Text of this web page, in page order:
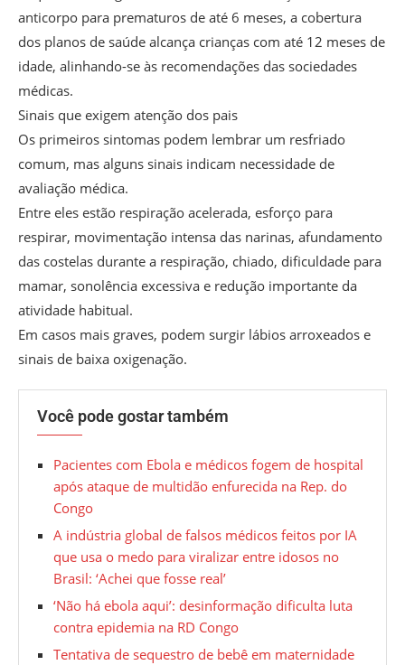
anticorpo para prematuros de até 6 meses, a cobertura
dos planos de saúde alcança crianças com até 12 meses de
idade, alinhando-se às recomendações das sociedades
médicas.
Sinais que exigem atenção dos pais
Os primeiros sintomas podem lembrar um resfriado
comum, mas alguns sinais indicam necessidade de
avaliação médica.
Entre eles estão respiração acelerada, esforço para
respirar, movimentação intensa das narinas, afundamento
das costelas durante a respiração, chiado, dificuldade para
mamar, sonolência excessiva e redução importante da
atividade habitual.
Em casos mais graves, podem surgir lábios arroxeados e
sinais de baixa oxigenação.
Você pode gostar também
Pacientes com Ebola e médicos fogem de hospital
após ataque de multidão enfurecida na Rep. do
Congo
A indústria global de falsos médicos feitos por IA
que usa o medo para viralizar entre idosos no
Brasil: ‘Achei que fosse real’
‘Não há ebola aqui’: desinformação dificulta luta
contra epidemia na RD Congo
Tentativa de sequestro de bebê em maternidade